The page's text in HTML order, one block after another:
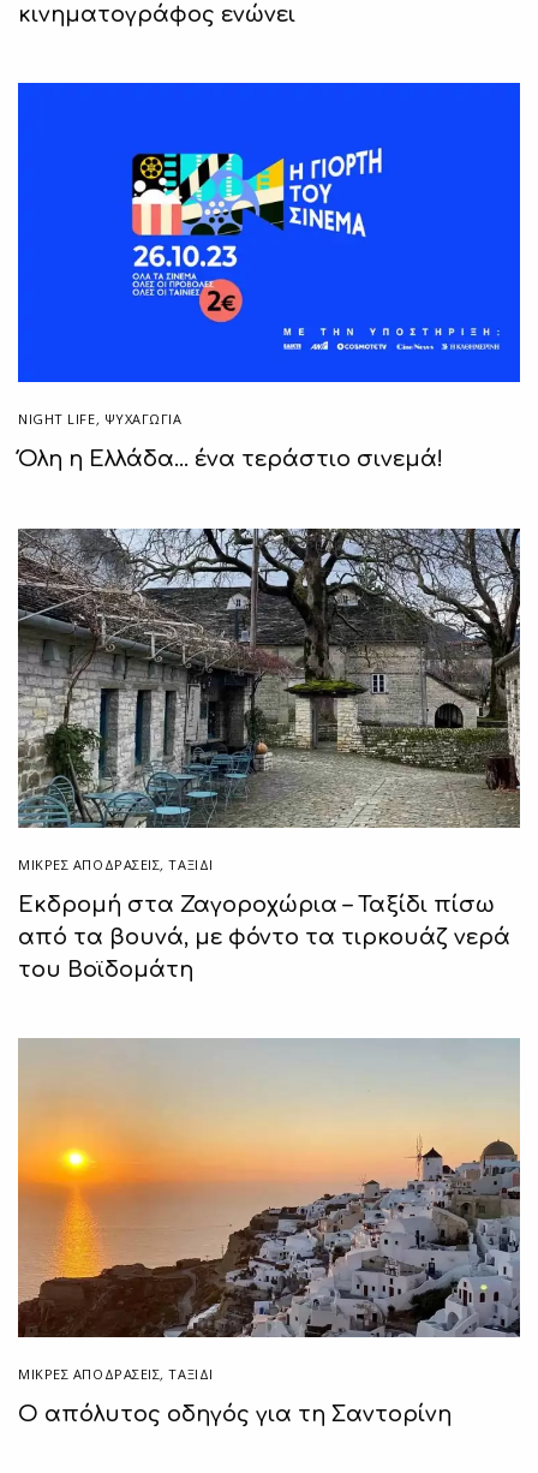
κινηματογράφος ενώνει
NIGHT LIFE, ΨΥΧΑΓΩΓΙΑ
Όλη η Ελλάδα… ένα τεράστιο σινεμά!
ΜΙΚΡΈΣ ΑΠΟΔΡΆΣΕΙΣ,ΤΑΞΙΔΙ
Εκδρομή στα Ζαγοροχώρια – Ταξίδι πίσω
από τα βουνά, με φόντο τα τιρκουάζ νερά
του Βοϊδομάτη
ΜΙΚΡΈΣ ΑΠΟΔΡΆΣΕΙΣ,ΤΑΞΙΔΙ
Ο απόλυτος οδηγός για τη Σαντορίνη